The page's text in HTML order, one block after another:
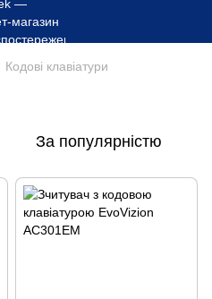
Кодові клавіатури
За популярністю